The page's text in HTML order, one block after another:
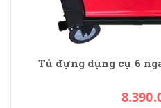
Tủ đựng dụng cụ 6